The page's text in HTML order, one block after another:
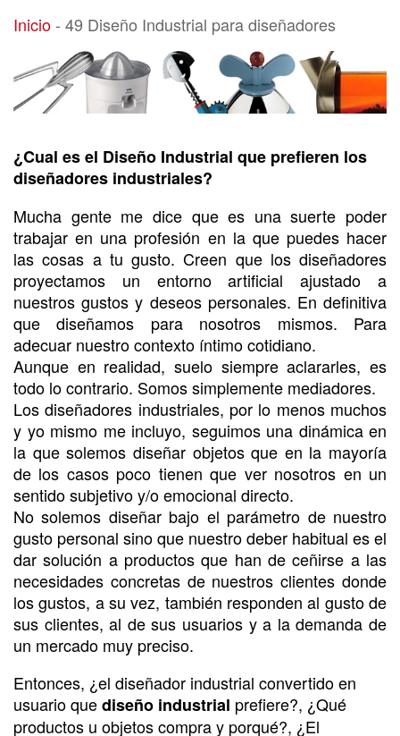
49 Diseño Industrial para diseñadores
Inicio- 49 Diseño Industrial para diseñadores
¿Cual es el Diseño Industrial que prefieren los
diseñadores industriales?
Mucha gente me dice que es una suerte poder
trabajar en una profesión en la que puedes hacer
las cosas a tu gusto. Creen que los diseñadores
proyectamos un entorno artificial ajustado a
nuestros gustos y deseos personales. En definitiva
que diseñamos para nosotros mismos. Para
adecuar nuestro contexto íntimo cotidiano.
Aunque en realidad, suelo siempre aclararles, es
todo lo contrario. Somos simplemente mediadores.
Los diseñadores industriales, por lo menos muchos
y yo mismo me incluyo, seguimos una dinámica en
la que solemos diseñar objetos que en la mayoría
de los casos poco tienen que ver nosotros en un
sentido subjetivo y/o emocional directo.
No solemos diseñar bajo el parámetro de nuestro
gusto personal sino que nuestro deber habitual es el
dar solución a productos que han de ceñirse a las
necesidades concretas de nuestros clientes donde
los gustos, a su vez, también responden al gusto de
sus clientes, al de sus usuarios y a la demanda de
un mercado muy preciso.
Entonces, ¿el diseñador industrial convertido en
usuario quediseño industrial prefiere?, ¿Qué
productos u objetos compra y porqué?, ¿El